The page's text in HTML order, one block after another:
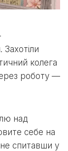
колега
роботу —
над
себе на
спитавши у